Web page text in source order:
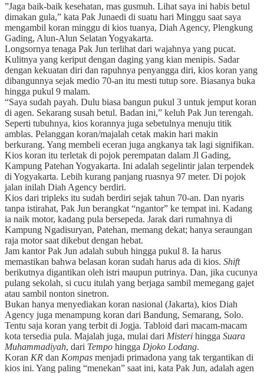
”Jaga baik-baik kesehatan, mas gusmuh. Lihat saya ini habis betul
dimakan gula,” kata Pak Junaedi di suatu hari Minggu saat saya
mengambil koran minggu di kios tuanya, Diah Agency, Plengkung
Gading, Alun-Alun Selatan Yogyakarta.
Longsornya tenaga Pak Jun terlihat dari wajahnya yang pucat.
Kulitnya yang keriput dengan daging yang kian menipis. Sadar
dengan kekuatan diri dan rapuhnya penyangga diri, kios koran yang
dibangunnya sejak medio 70-an itu mesti tutup sore. Biasanya buka
hingga pukul 9 malam.
“Saya sudah payah. Dulu biasa bangun pukul 3 untuk jemput koran
di agen. Sekarang susah betul. Badan ini,” keluh Pak Jun terengah.
Seperti tubuhnya, kios korannya juga sebetulnya menuju titik
amblas. Pelanggan koran/majalah cetak makin hari makin
berkurang. Yang membeli eceran juga angkanya tak lagi signifikan.
Kios koran itu terletak di pojok perempatan dalam Jl Gading,
Kampung Patehan Yogyakarta. Ini adalah segelintir jalan terpendek
di Yogyakarta. Lebih kurang panjang ruasnya 97 meter. Di pojok
jalan inilah Diah Agency berdiri.
Kios dari tripleks itu sudah berdiri sejak tahun 70-an. Dan nyaris
tanpa istirahat, Pak Jun berangkat “ngantor” ke tempat ini. Kadang
ia naik motor, kadang pula bersepeda. Jarak dari rumahnya di
Kampung Ngadisuryan, Patehan, memang dekat; hanya seraungan
raja motor saat dikebut dengan hebat.
Jam kantor Pak Jun adalah subuh hingga pukul 8. Ia harus
memastikan bahwa belasan koran sudah harus ada di kios. Shift
berikutnya digantikan oleh istri maupun putrinya. Dan, jika cucunya
pulang sekolah, si cucu itulah yang berjaga sambil memegang gajet
atau sambil nonton sinetron.
Bukan hanya menyediakan koran nasional (Jakarta), kios Diah
Agency juga menampung koran dari Bandung, Semarang, Solo.
Tentu saja koran yang terbit di Jogja. Tabloid dari macam-macam
kota tersedia pula. Majalah juga, mulai dari Misteri hingga Suara
Muhammadiyah, dari Tempo hingga Djoko Lodang.
Koran KR dan Kompas menjadi primadona yang tak tergantikan di
kios ini. Yang paling “menekan” saat ini, kata Pak Jun, adalah agen